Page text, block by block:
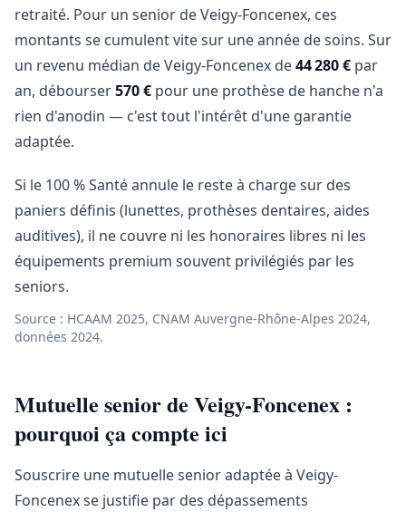
retraité. Pour un senior de Veigy-Foncenex, ces
montants se cumulent vite sur une année de soins. Sur
un revenu médian de Veigy-Foncenex de44 280 € par
an, débourser570 € pour une prothèse de hanche n'a
rien d'anodin — c'est tout l'intérêt d'une garantie
adaptée.
Si le 100 % Santé annule le reste à charge sur des
paniers définis (lunettes, prothèses dentaires, aides
auditives), il ne couvre ni les honoraires libres ni les
équipements premium souvent privilégiés par les
seniors.
Source : HCAAM 2025, CNAM Auvergne-Rhône-Alpes 2024,
données 2024.
Mutuelle senior de Veigy-Foncenex :
pourquoi ça compte ici
Souscrire une mutuelle senior adaptée à Veigy-
Foncenex se justifie par des dépassements